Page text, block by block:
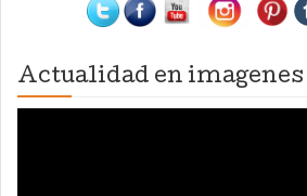
Actualidad en imagenes